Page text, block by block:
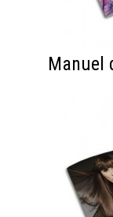
Manuel